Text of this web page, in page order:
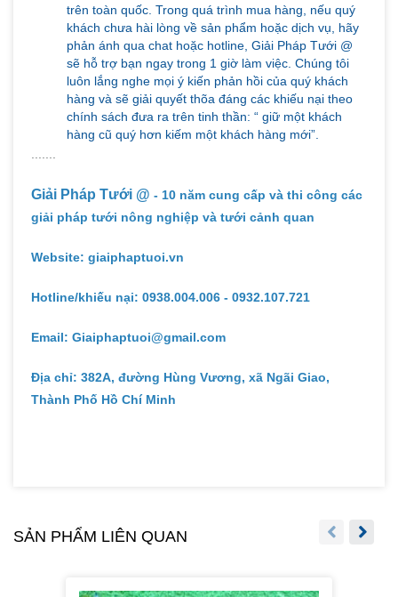
trên toàn quốc. Trong quá trình mua hàng, nếu quý
khách chưa hài lòng về sản phẩm hoặc dịch vụ, hãy
phản ánh qua chat hoặc hotline, Giải Pháp Tưới @
sẽ hỗ trợ bạn ngay trong 1 giờ làm việc. Chúng tôi
luôn lắng nghe mọi ý kiến phản hồi của quý khách
hàng và sẽ giải quyết thõa đáng các khiếu nại theo
chính sách đưa ra trên tinh thần: “ giữ một khách
hàng cũ quý hơn kiếm một khách hàng mới”.
Giải Pháp Tưới @ - 10 năm cung cấp và thi công các
giải pháp tưới nông nghiệp và tưới cảnh quan
Website: giaiphaptuoi.vn
Hotline/khiếu nại: 0938.004.006 - 0932.107.721
Email: Giaiphaptuoi@gmail.com
Địa chỉ: 382A, đường Hùng Vương, xã Ngãi Giao,
Thành Phố Hồ Chí Minh
SẢN PHẨM LIÊN QUAN